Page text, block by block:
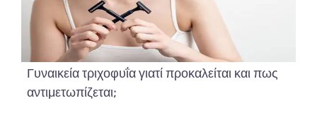
Γυναικεία τριχοφυΐα γιατί προκαλείται και πως
αντιμετωπίζεται;